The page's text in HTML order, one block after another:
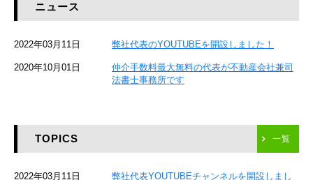
JR総武本線
京成本線
東海道新幹線
ニュース
2022年03月11日 弊社代表のYOUTUBEを開設しました！
2020年10月01日
仲介手数料最大無料の代表が不動産会社兼司
法書士事務所です
TOPICS 一覧
2022年03月11日
弊社代表YOUTUBEチャンネルを開設しまし